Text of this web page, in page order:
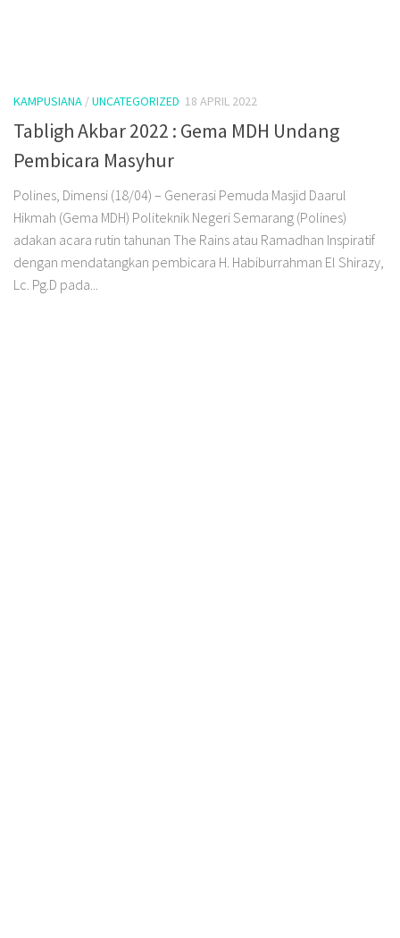
KAMPUSIANA /UNCATEGORIZED 18 APRIL 2022
Tabligh Akbar 2022 : Gema MDH Undang
Pembicara Masyhur
Polines, Dimensi (18/04) – Generasi Pemuda Masjid Daarul
Hikmah (Gema MDH) Politeknik Negeri Semarang (Polines)
adakan acara rutin tahunan The Rains atau Ramadhan Inspiratif
dengan mendatangkan pembicara H. Habiburrahman El Shirazy,
Lc. Pg.D pada...